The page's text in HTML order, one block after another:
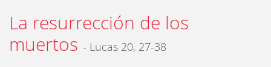
La resurrección de los
muertos - Lucas 20, 27-38